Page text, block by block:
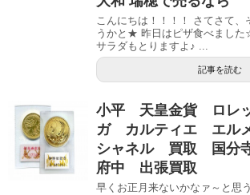
こんにちは！！！！ さてさて、
うかと★ 昨日はピザ食べました
サラダもとりますよ♪ ...
記事を読む
小平 天皇金貨 ロレ
ガ カルティエ エル
シャネル 買取 国分
府中 出張買取
早くお正月来ないかなァ～と思